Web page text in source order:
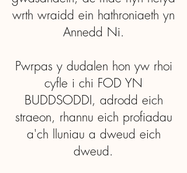
wrth wraidd ein hathroniaeth yn
Annedd Ni.
Pwrpas y dudalen hon yw rhoi
cyfle i chi FOD YN
BUDDSODDI, adrodd eich
straeon, rhannu eich profiadau
a'ch lluniau a dweud eich
dweud.